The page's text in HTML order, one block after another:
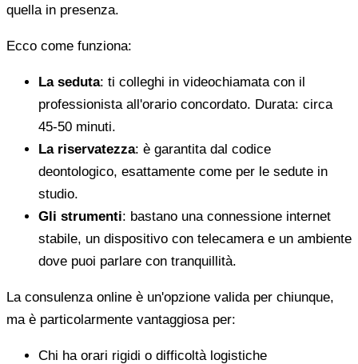
quella in presenza.
Ecco come funziona:
La seduta: ti colleghi in videochiamata con il
professionista all'orario concordato. Durata: circa
45-50 minuti.
La riservatezza: è garantita dal codice
deontologico, esattamente come per le sedute in
studio.
Gli strumenti: bastano una connessione internet
stabile, un dispositivo con telecamera e un ambiente
dove puoi parlare con tranquillità.
La consulenza online è un'opzione valida per chiunque,
ma è particolarmente vantaggiosa per:
Chi ha orari rigidi o difficoltà logistiche